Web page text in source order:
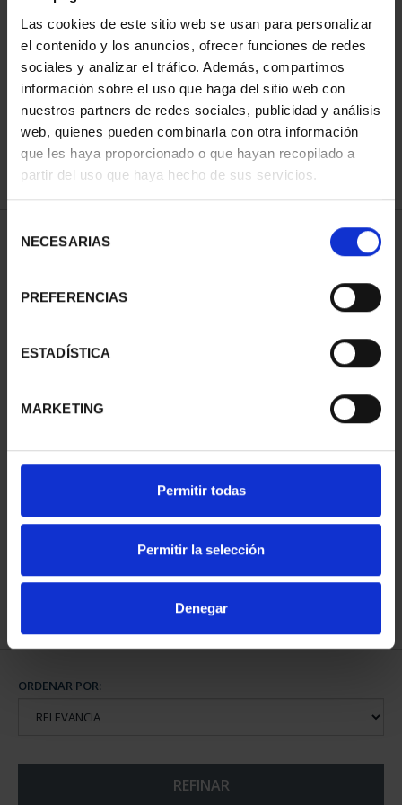
Las cookies de este sitio web se usan para personalizar
el contenido y los anuncios, ofrecer funciones de redes
sociales y analizar el tráfico. Además, compartimos
información sobre el uso que haga del sitio web con
nuestros partners de redes sociales, publicidad y análisis
web, quienes pueden combinarla con otra información
que les haya proporcionado o que hayan recopilado a
partir del uso que haya hecho de sus servicios.
NECESARIAS
PREFERENCIAS
ESTADÍSTICA
MARKETING
Permitir todas
Permitir la selección
Denegar
ORDENAR POR:
REFINAR
1 Productos encontrados
PROVINCIA COLECCION
COMPLET...
ORDENAR POR:
REFINAR